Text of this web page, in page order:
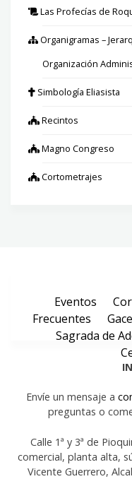
Las Profecías de
Organigramas –
Organización
Simbología Eliasista
Recintos
Magno Congreso
Cortometrajes
Eventos
Frecuentes
Sagrada de
Envíe un mensaje a
preguntas o
Calle 1ª y 3ª de
comercial, planta alta,
Vicente Guerrero,